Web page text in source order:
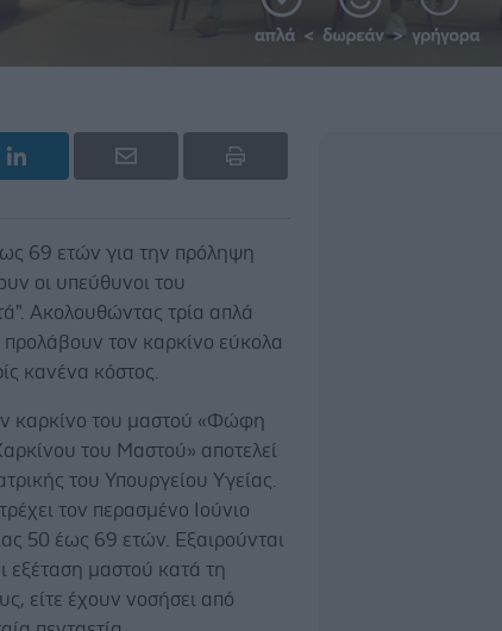
69 ετών για την πρόληψη
οι υπεύθυνοι του
Ακολουθώντας τρία απλά
τον καρκίνο εύκολα
κανένα κόστος.
καρκίνο του μαστού «Φώφη
του Μαστού» αποτελεί
του Υπουργείου Υγείας.
τον περασμένο Ιούνιο
50 έως 69 ετών. Εξαιρούνται
εξέταση μαστού κατά τη
είτε έχουν νοσήσει από